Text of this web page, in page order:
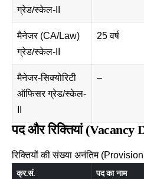
ग्रेड/स्केल-II
मैनेजर (CA/Law)
ग्रेड/स्केल-II
25 वर्ष
मैनेजर-सिक्योरिटी
ऑफिसर ग्रेड/स्केल-
–
पद और रिक्तियां (Vacancy
रिक्तियों की संख्या अनंतिम
क्र.सं. पद का नाम